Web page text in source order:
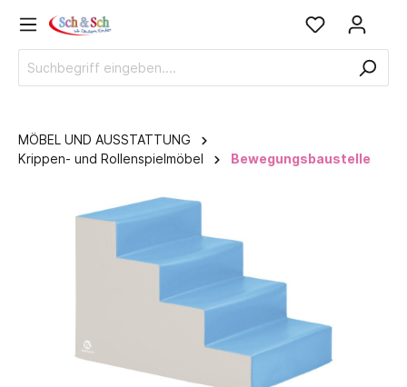
MÖBEL UND AUSSTATTUNG
Krippen- und Rollenspielmöbel
Bewegungsbaustelle